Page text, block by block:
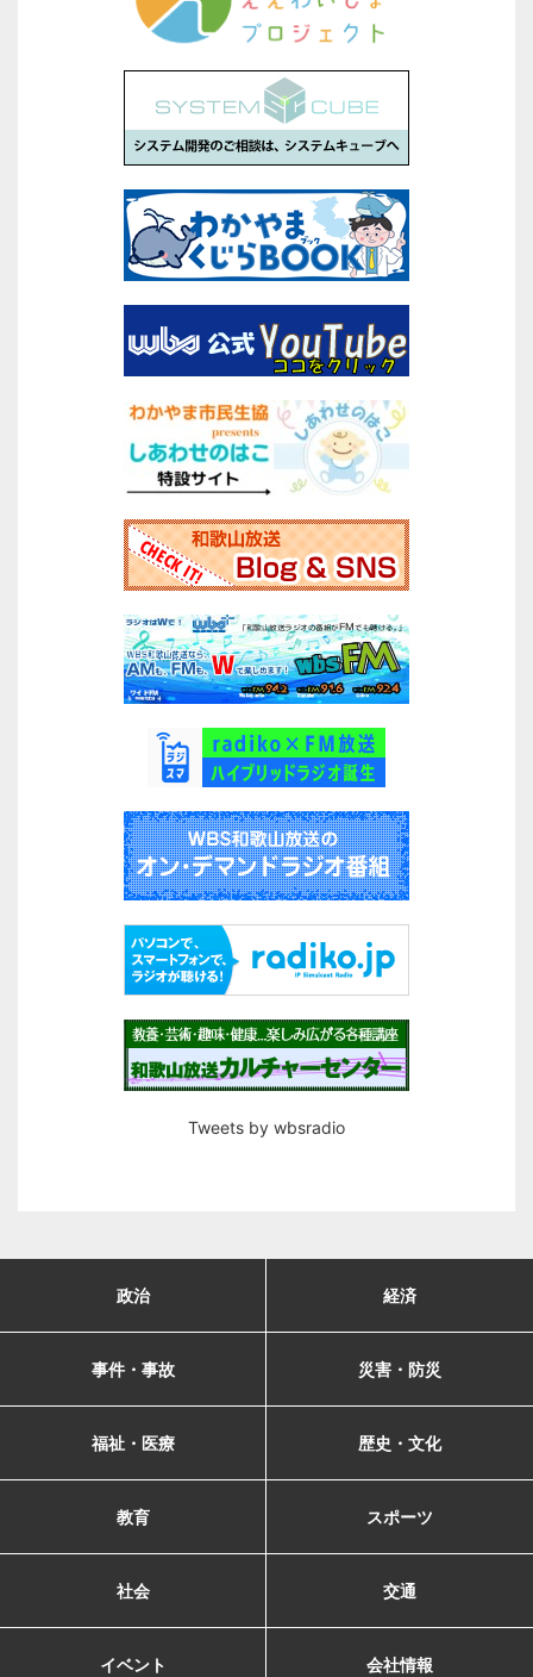
Tweets by wbsradio
政治 経済
事件・事故 災害・防災
福祉・医療 歴史・文化
教育 スポーツ
社会 交通
イベント 会社情報